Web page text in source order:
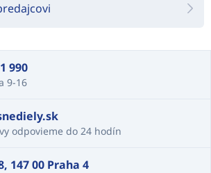
990
9-16
odpovieme do 24 hodín
147 00 Praha 4